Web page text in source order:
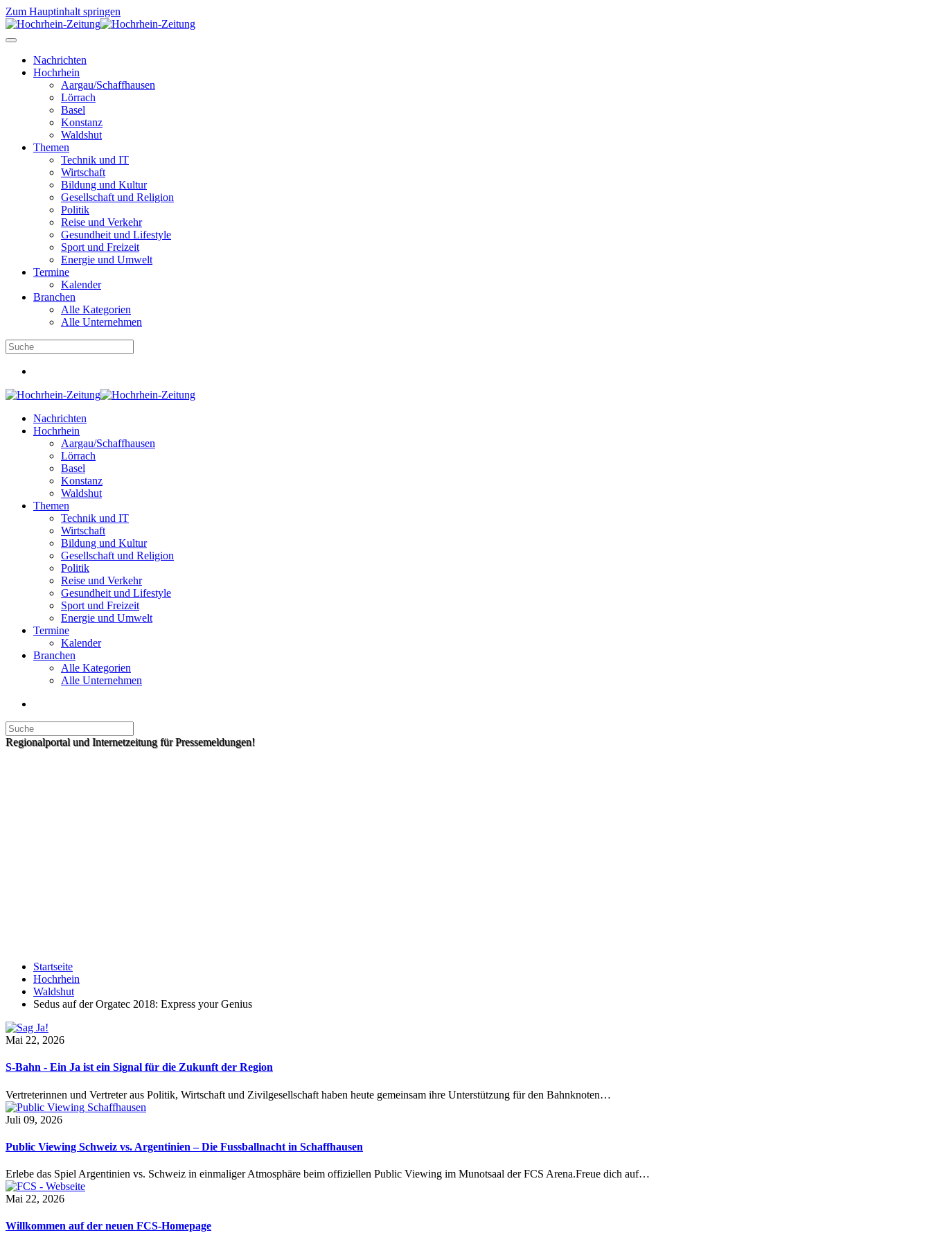
Zum Hauptinhalt springen
Nachrichten
Hochrhein
Aargau/Schaffhausen
Lörrach
Basel
Konstanz
Waldshut
Themen
Technik und IT
Wirtschaft
Bildung und Kultur
Gesellschaft und Religion
Politik
Reise und Verkehr
Gesundheit und Lifestyle
Sport und Freizeit
Energie und Umwelt
Termine
Kalender
Branchen
Alle Kategorien
Alle Unternehmen
Nachrichten
Hochrhein
Aargau/Schaffhausen
Lörrach
Basel
Konstanz
Waldshut
Themen
Technik und IT
Wirtschaft
Bildung und Kultur
Gesellschaft und Religion
Politik
Reise und Verkehr
Gesundheit und Lifestyle
Sport und Freizeit
Energie und Umwelt
Termine
Kalender
Branchen
Alle Kategorien
Alle Unternehmen
Regionalportal und Internetzeitung für Pressemeldungen!
Startseite
Hochrhein
Waldshut
Sedus auf der Orgatec 2018: Express your Genius
Mai 22, 2026
S-Bahn - Ein Ja ist ein Signal für die Zukunft der Region
Vertreterinnen und Vertreter aus Politik, Wirtschaft und Zivilgesellschaft haben heute gemeinsam ihre Unterstützung für den Bahnknoten…
Juli 09, 2026
Public Viewing Schweiz vs. Argentinien – Die Fussballnacht in Schaffhausen
Erlebe das Spiel Argentinien vs. Schweiz in einmaliger Atmosphäre beim offiziellen Public Viewing im Munotsaal der FCS Arena.Freue dich auf…
Mai 22, 2026
Willkommen auf der neuen FCS-Homepage